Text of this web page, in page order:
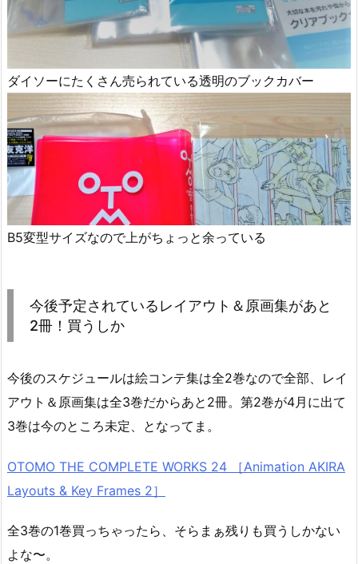
ダイソーにたくさん売られている透明のブックカバー
B5変型サイズなので上がちょっと余っている
今後予定されているレイアウト＆原画集があと
2冊！買うしか
今後のスケジュールは絵コンテ集は全2巻なので全部、レイ
アウト＆原画集は全3巻だからあと2冊。第2巻が4月に出て
3巻は今のところ未定、となってま。
OTOMO THE COMPLETE WORKS 24 ［Animation AKIRA
Layouts & Key Frames 2］
全3巻の1巻買っちゃったら、そらまぁ残りも買うしかない
よな〜。